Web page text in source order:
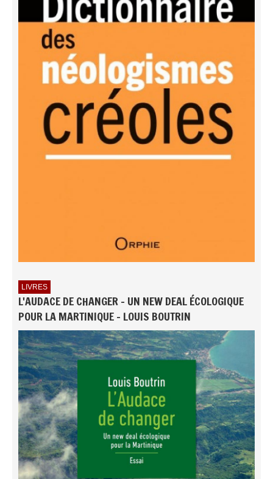
LIVRES
L'AUDACE DE CHANGER - UN NEW DEAL ÉCOLOGIQUE
POUR LA MARTINIQUE - LOUIS BOUTRIN